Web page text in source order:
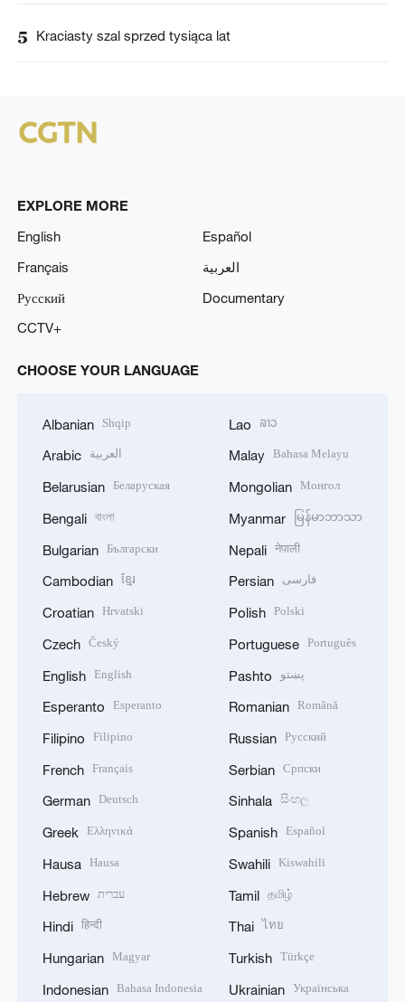
5 Kraciasty szal sprzed tysiąca lat
EXPLORE MORE
English
Español
Français
العربية
Русский
Documentary
CCTV+
CHOOSE YOUR LANGUAGE
Albanian Shqip
Arabic العربية
Belarusian Беларуская
Bengali বাংলা
Bulgarian Български
Cambodian ខ្មែរ
Croatian Hrvatski
Czech Český
English English
Esperanto Esperanto
Filipino Filipino
French Français
German Deutsch
Greek Ελληνικά
Hausa Hausa
Hebrew עברית
Hindi हिन्दी
Hungarian Magyar
Indonesian Bahasa Indonesia
Lao ລາວ
Malay Bahasa Melayu
Mongolian Монгол
Myanmar မြန်မာဘာသာ
Nepali नेपाली
Persian فارسی
Polish Polski
Portuguese Português
Pashto پښتو
Romanian Română
Russian Русский
Serbian Српски
Sinhala සිංහල
Spanish Español
Swahili Kiswahili
Tamil தமிழ்
Thai ไทย
Turkish Türkçe
Ukrainian Українська